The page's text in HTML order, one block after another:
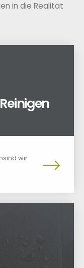
in die Realität
wir